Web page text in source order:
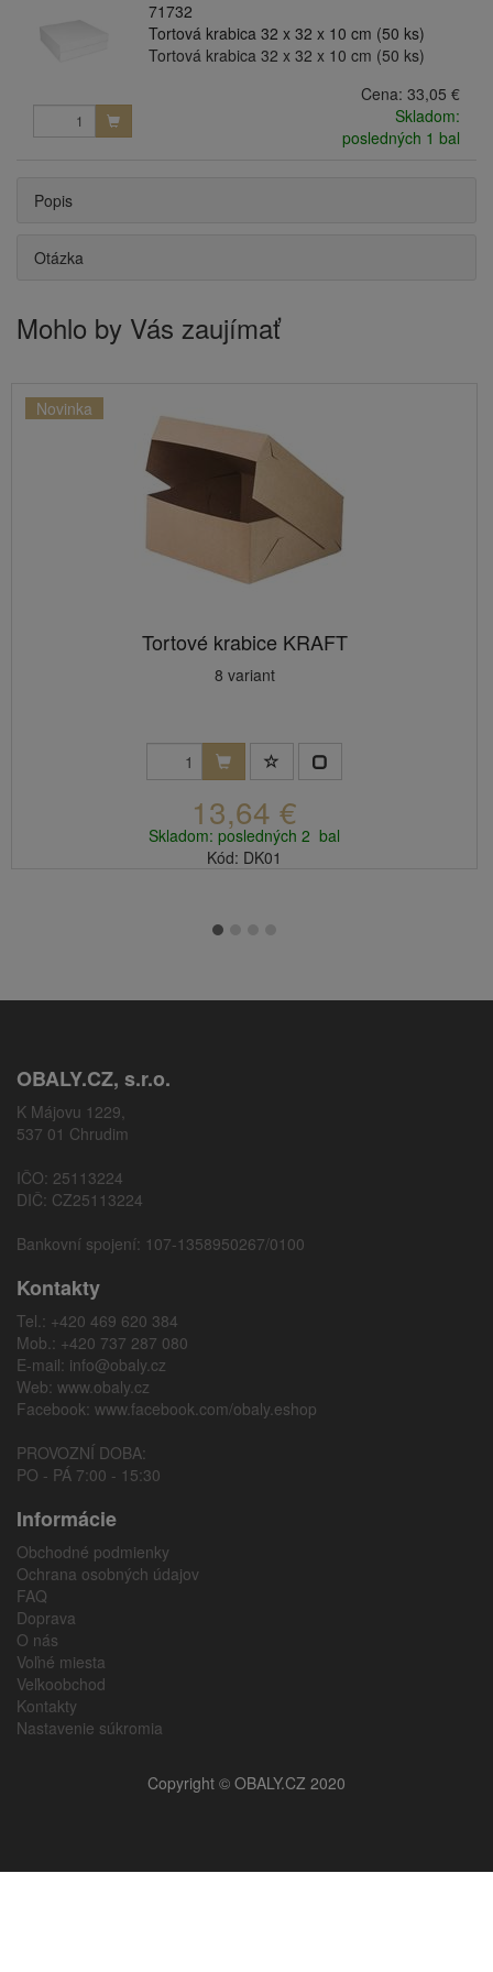
71732
Tortová krabica 32 x 32 x 10 cm (50 ks)
Tortová krabica 32 x 32 x 10 cm (50 ks)
Cena: 33,05 €
Skladom:
posledných 1 bal
Popis
Otázka
Mohlo by Vás zaujímať
Novinka
Tortové krabice KRAFT
8 variant
13,64 €
Skladom: posledných 2 bal
Kód: DK01
OBALY.CZ, s.r.o.
K Májovu 1229,
537 01 Chrudim
IČO: 25113224
DIČ: CZ25113224
Bankovní spojení: 107-1358950267/0100
Kontakty
Tel.: +420 469 620 384
Mob.: +420 737 287 080
E-mail: info@obaly.cz
Web: www.obaly.cz
Facebook: www.facebook.com/obaly.eshop
PROVOZNÍ DOBA:
PO - PÁ 7:00 - 15:30
Informácie
Obchodné podmienky
Ochrana osobných údajov
FAQ
Doprava
O nás
Voľné miesta
Veľkoobchod
Kontakty
Nastavenie súkromia
Copyright © OBALY.CZ 2020